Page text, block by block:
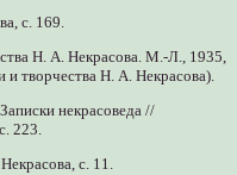
с. 169.
Н. А. Некрасова. М.-Л., 1935,
творчества Н. А. Некрасова).
некрасоведа //
223.
с. 11.